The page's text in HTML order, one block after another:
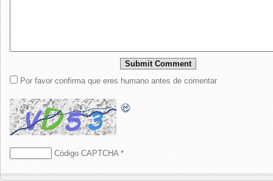
Por favor confirma que eres humano antes de comentar
Código CAPTCHA*